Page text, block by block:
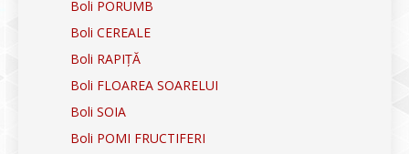
Boli PORUMB
Boli CEREALE
Boli RAPIȚĂ
Boli FLOAREA SOARELUI
Boli SOIA
Boli POMI FRUCTIFERI